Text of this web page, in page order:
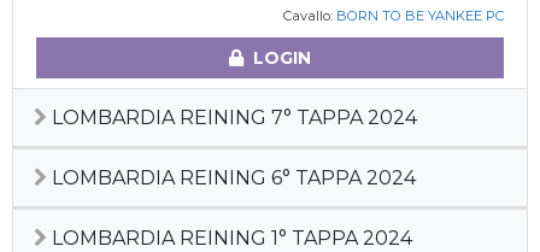
Cavallo: BORN TO BE YANKEE PC
LOGIN
LOMBARDIA REINING 7° TAPPA 2024
LOMBARDIA REINING 6° TAPPA 2024
LOMBARDIA REINING 1° TAPPA 2024